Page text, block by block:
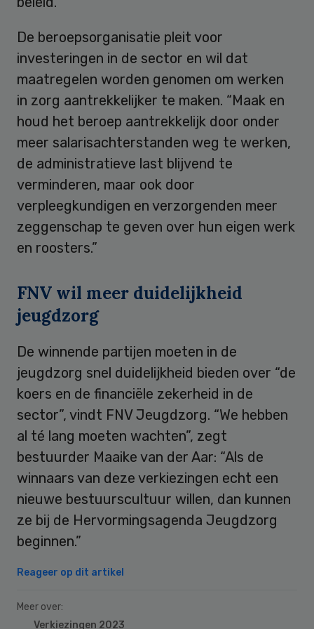
De beroepsorganisatie pleit voor
investeringen in de sector en wil dat
maatregelen worden genomen om werken
in zorg aantrekkelijker te maken. “Maak en
houd het beroep aantrekkelijk door onder
meer salarisachterstanden weg te werken,
de administratieve last blijvend te
verminderen, maar ook door
verpleegkundigen en verzorgenden meer
zeggenschap te geven over hun eigen werk
en roosters.”
FNV wil meer duidelijkheid
jeugdzorg
De winnende partijen moeten in de
jeugdzorg snel duidelijkheid bieden over “de
koers en de financiële zekerheid in de
sector”, vindt FNV Jeugdzorg. “We hebben
al té lang moeten wachten”, zegt
bestuurder Maaike van der Aar: “Als de
winnaars van deze verkiezingen echt een
nieuwe bestuurscultuur willen, dan kunnen
ze bij de Hervormingsagenda Jeugdzorg
beginnen.”
Reageer op dit artikel
Meer over:
Verkiezingen 2023